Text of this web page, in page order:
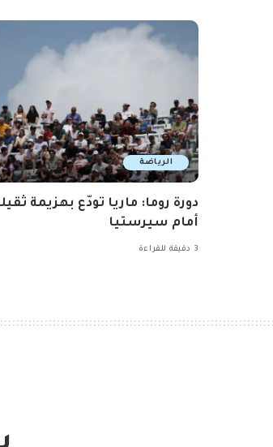
الرياضة
دورة روما: ماريا تودّع بهزيمة
أمام سيرستيا
3 دقيقة للقراءة